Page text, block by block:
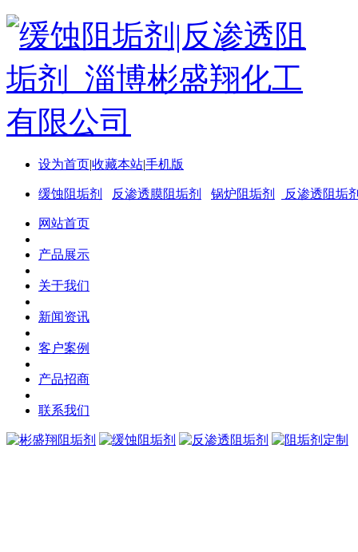
设为首页|收藏本站|手机版
缓蚀阻垢剂 反渗透膜阻垢剂 锅炉阻垢剂 反渗透阻垢
网站首页
产品展示
关于我们
新闻资讯
客户案例
产品招商
联系我们